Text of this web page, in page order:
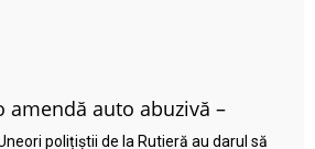
amendă auto abuzivă –
polițiștii de la Rutieră au darul să